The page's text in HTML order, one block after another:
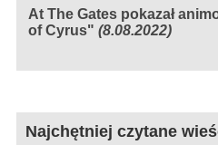
At The Gates pokazał
of Cyrus" (8.08.2022)
Najchętniej czytane